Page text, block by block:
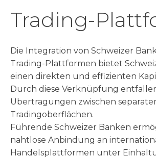
Trading-
Die Integration von Schweizer
Trading-Plattformen bietet
einen direkten und effizienten
Durch diese Verknüpfung
Übertragungen zwischen
Tradingoberflächen.
Führende Schweizer Banken
nahtlose Anbindung an
Handelsplattformen unter